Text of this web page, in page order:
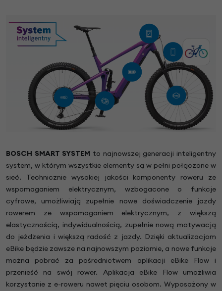
BOSCH SMART SYSTEM to najnowszej generacji inteligentny
system, w którym wszystkie elementy są w pełni połączone w
sieć. Technicznie wysokiej jakości komponenty roweru ze
wspomaganiem elektrycznym, wzbogacone o funkcje
cyfrowe, umożliwiają zupełnie nowe doświadczenie jazdy
rowerem ze wspomaganiem elektrycznym, z większą
elastycznością, indywidualnością, zupełnie nową motywacją
do jeżdżenia i większą radość z jazdy. Dzięki aktualizacjom
eBike będzie zawsze na najnowszym poziomie, a nowe funkcje
można pobrać za pośrednictwem aplikacji eBike Flow i
przenieść na swój rower. Aplikacja eBike Flow umożliwia
korzystanie z e-roweru nawet pięciu osobom. Wyposażony w